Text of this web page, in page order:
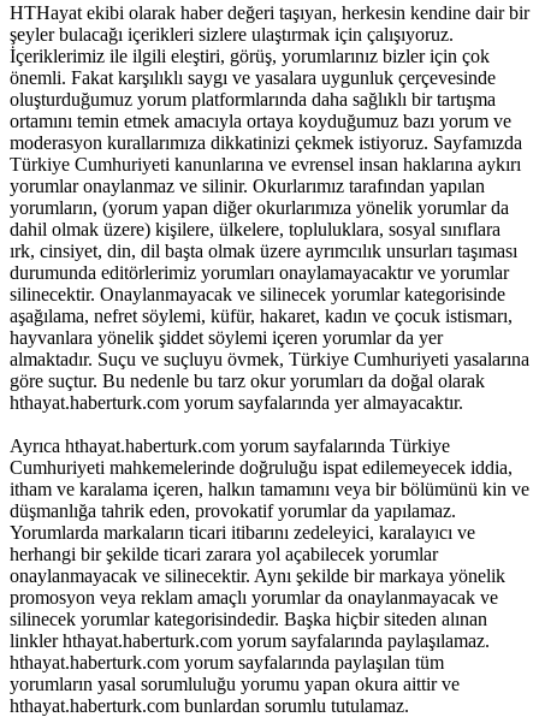
HTHayat ekibi olarak haber değeri taşıyan, herkesin kendine dair bir
şeyler bulacağı içerikleri sizlere ulaştırmak için çalışıyoruz.
İçeriklerimiz ile ilgili eleştiri, görüş, yorumlarınız bizler için çok
önemli. Fakat karşılıklı saygı ve yasalara uygunluk çerçevesinde
oluşturduğumuz yorum platformlarında daha sağlıklı bir tartışma
ortamını temin etmek amacıyla ortaya koyduğumuz bazı yorum ve
moderasyon kurallarımıza dikkatinizi çekmek istiyoruz. Sayfamızda
Türkiye Cumhuriyeti kanunlarına ve evrensel insan haklarına aykırı
yorumlar onaylanmaz ve silinir. Okurlarımız tarafından yapılan
yorumların, (yorum yapan diğer okurlarımıza yönelik yorumlar da
dahil olmak üzere) kişilere, ülkelere, topluluklara, sosyal sınıflara
ırk, cinsiyet, din, dil başta olmak üzere ayrımcılık unsurları taşıması
durumunda editörlerimiz yorumları onaylamayacaktır ve yorumlar
silinecektir. Onaylanmayacak ve silinecek yorumlar kategorisinde
aşağılama, nefret söylemi, küfür, hakaret, kadın ve çocuk istismarı,
hayvanlara yönelik şiddet söylemi içeren yorumlar da yer
almaktadır. Suçu ve suçluyu övmek, Türkiye Cumhuriyeti yasalarına
göre suçtur. Bu nedenle bu tarz okur yorumları da doğal olarak
hthayat.haberturk.com yorum sayfalarında yer almayacaktır.
Ayrıca hthayat.haberturk.com yorum sayfalarında Türkiye
Cumhuriyeti mahkemelerinde doğruluğu ispat edilemeyecek iddia,
itham ve karalama içeren, halkın tamamını veya bir bölümünü kin ve
düşmanlığa tahrik eden, provokatif yorumlar da yapılamaz.
Yorumlarda markaların ticari itibarını zedeleyici, karalayıcı ve
herhangi bir şekilde ticari zarara yol açabilecek yorumlar
onaylanmayacak ve silinecektir. Aynı şekilde bir markaya yönelik
promosyon veya reklam amaçlı yorumlar da onaylanmayacak ve
silinecek yorumlar kategorisindedir. Başka hiçbir siteden alınan
linkler hthayat.haberturk.com yorum sayfalarında paylaşılamaz.
hthayat.haberturk.com yorum sayfalarında paylaşılan tüm
yorumların yasal sorumluluğu yorumu yapan okura aittir ve
hthayat.haberturk.com bunlardan sorumlu tutulamaz.